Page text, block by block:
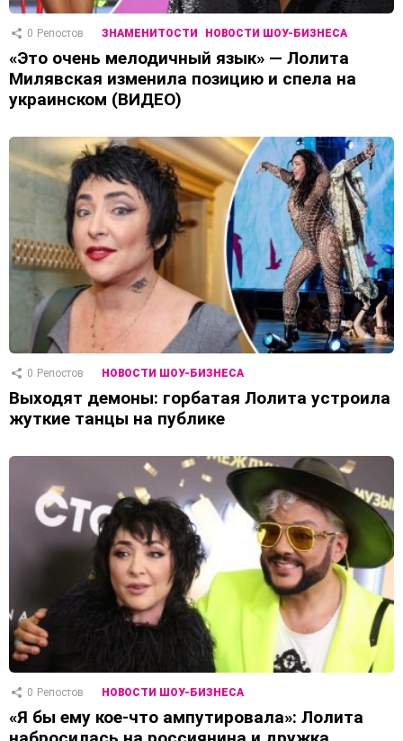
0 Репостов ЗНАМЕНИТОСТИ НОВОСТИ ШОУ-БИЗНЕСА
«Это очень мелодичный язык» — Лолита
Милявская изменила позицию и спела на
украинском (ВИДЕО)
0 Репостов НОВОСТИ ШОУ-БИЗНЕСА
Выходят демоны: горбатая Лолита устроила
жуткие танцы на публике
0 Репостов НОВОСТИ ШОУ-БИЗНЕСА
«Я бы ему кое-что ампутировала»: Лолита